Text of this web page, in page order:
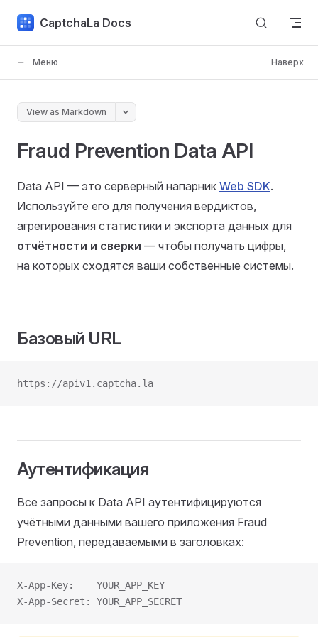
Skip to content
CaptchaLa Docs
Меню Наверх
View as Markdown
Fraud Prevention Data API
Data API — это серверный напарник Web SDK.
Используйте его для получения вердиктов,
агрегирования статистики и экспорта данных для
отчётности и сверки — чтобы получать цифры,
на которых сходятся ваши собственные системы.
Базовый URL
https://apiv1.captcha.la
Аутентификация
Все запросы к Data API аутентифицируются
учётными данными вашего приложения Fraud
Prevention, передаваемыми в заголовках:
X-App-Key:    YOUR_APP_KEY
X-App-Secret: YOUR_APP_SECRET